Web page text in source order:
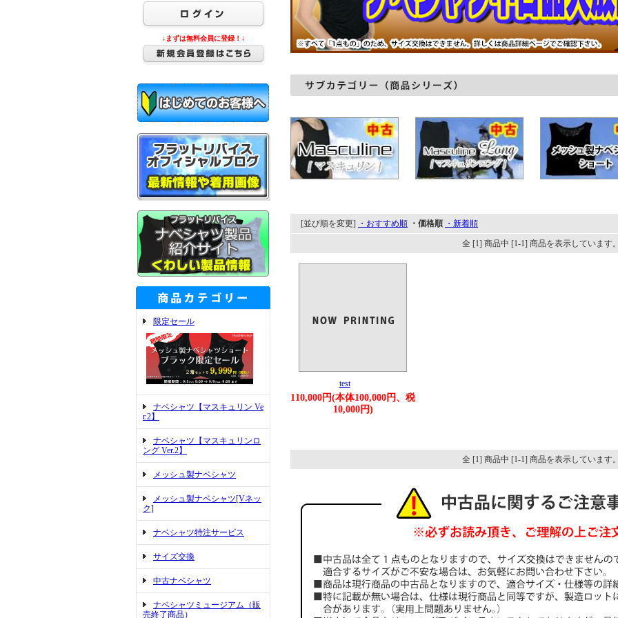
↓まずは無料会員に登録！↓
限定セール
ナベシャツ【マスキュリン Ve
r.2】
ナベシャツ【マスキュリンロ
ング Ver.2】
メッシュ製ナベシャツ
メッシュ製ナベシャツ[Vネッ
ク]
ナベシャツ特注サービス
サイズ交換
中古ナベシャツ
ナベシャツミュージアム（販
売終了商品）
[並び順を変更] ・おすすめ順 ・価格順 ・新着順
全 [1] 商品中 [1-1] 商品を表示しています
test
110,000円(本体100,000円、税
10,000円)
全 [1] 商品中 [1-1] 商品を表示しています